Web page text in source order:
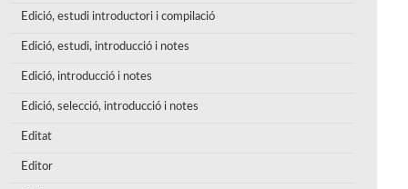
Edició, estudi introductori i compilació
Edició, estudi, introducció i notes
Edició, introducció i notes
Edició, selecció, introducció i notes
Editat
Editor